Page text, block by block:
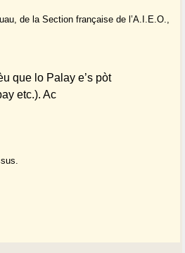
de la Section française de l’A.I.E.O.,
que lo Palay e’s pòt
etc.). Ac